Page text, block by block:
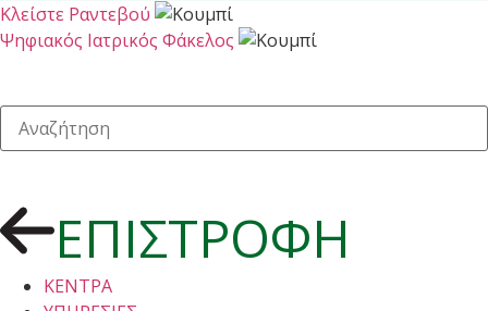
Κλείστε Ραντεβού
Ψηφιακός Ιατρικός Φάκελος
ΕΠΙΣΤΡΟΦΗ
ΚΕΝΤΡΑ